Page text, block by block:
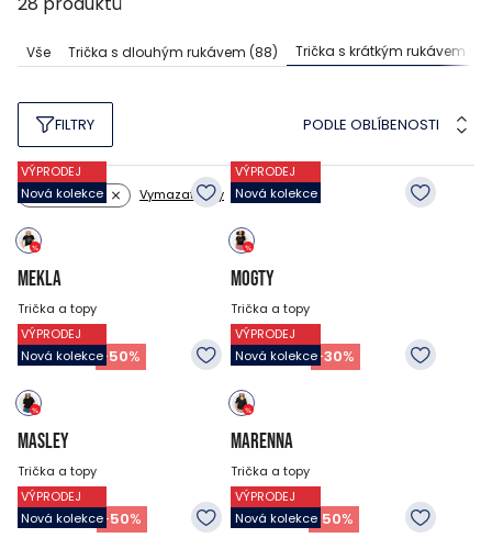
Vše Trička s dlouhým rukávem (88) Trička s krátkým rukávem
FILTRY PODLE OBLÍBENOSTI
Barva: černý Vymazat filtry
VÝPRODEJ
Nová kolekce
MEKLA
Trička a topy
599CZK
299CZK -50%
VÝPRODEJ
Nová kolekce
MOGTY
Trička a topy
699CZK
489CZK -30%
VÝPRODEJ
Nová kolekce
MASLEY
Trička a topy
699CZK
349CZK -50%
VÝPRODEJ
Nová kolekce
MARENNA
Trička a topy
599CZK
299CZK - 50%
VÝPRODEJ
Nová kolekce
VÝPRODEJ
Nová kolekce